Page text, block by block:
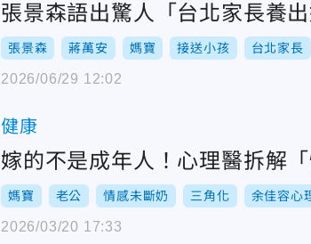
張景森語出驚人「台北家長養
張景森 蔣萬安 媽寶 接送小孩 台北家長
2026/06/29 12:02
健康
嫁的不是成年人！心理醫拆解
媽寶 老公 情感未斷奶 三角化 余佳容心
2026/03/20 17:33